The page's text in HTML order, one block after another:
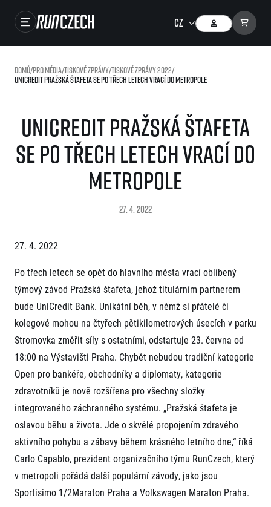
Výsledky
RunCzech Store
Running Mall
Jak to funguje
SuperHalfs FAQ
Seznam závodů
EuroHeroes Challenge 2026
EuroHeroes Challenge 2025
EuroHeroes Challenge 2024
EuroHeroes Challenge 2023
EuroHeroes Challenge 2019
Systém bodování
Napoli Running
O Napoli Running
RunCzech Halfs
Projekt RunCzech Halfs
Pro běžce
Pro závodníky
Pravidla a všeobecné informace
Vše k pojištění
Přeregistrace na jiného závodníka
Pověření k vyzvednutí čísla
Reklamace výsledků
Vaše Fotografie
Inspirace
Příběhy běžců
RunCzech Story
AIMS Race Calendar
Komunity
Prvoběžci
RunCzech Stars
dm rodinná míle
Český maratonský klub
Charita
Seznam neziskových organizací
Běžím pro stromy
Užitečné
O nás
Domů/Pro média/Tiskové zprávy/Tiskové zprávy 2022/
UniCredit Pražská štafeta se po třech letech vrací do metropole
UniCredit Pražská štafeta
se po třech letech vrací do
metropole
27. 4. 2022
27. 4. 2022
Po třech letech se opět do hlavního města vrací oblíbený
týmový závod Pražská štafeta, jehož titulárním partnerem
bude UniCredit Bank. Unikátní běh, v němž si přátelé či
kolegové mohou na čtyřech pětikilometrových úsecích v parku
Stromovka změřit síly s ostatními, odstartuje 23. června od
18:00 na Výstavišti Praha. Chybět nebudou tradiční kategorie
Open pro bankéře, obchodníky a diplomaty, kategorie
zdravotníků je nově rozšířena pro všechny složky
integrovaného záchranného systému. „Pražská štafeta je
oslavou běhu a života. Jde o skvělé propojením zdravého
aktivního pohybu a zábavy během krásného letního dne,“ říká
Carlo Capablo, prezident organizačního týmu RunCzech, který
v metropoli pořádá další populární závody, jako jsou
Sportisimo 1/2Maraton Praha a Volkswagen Maraton Praha.